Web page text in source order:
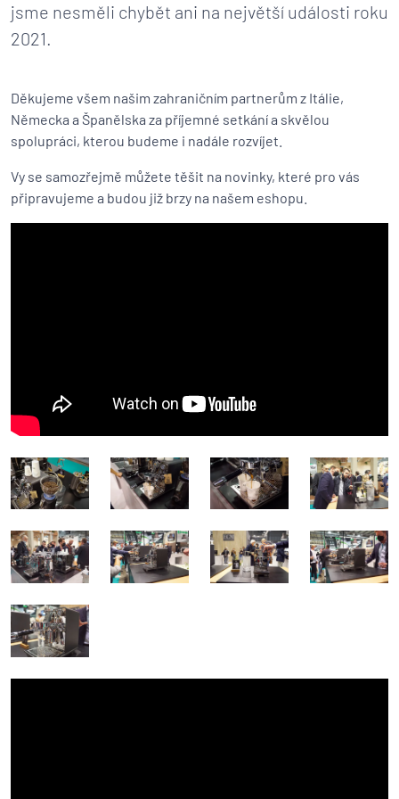
jsme nesměli chybět ani na největší události roku
2021.
Děkujeme všem našim zahraničním partnerům z Itálie,
Německa a Španělska za příjemné setkání a skvělou
spolupráci, kterou budeme i nadále rozvíjet.
Vy se samozřejmě můžete těšit na novinky, které pro vás
připravujeme a budou již brzy na našem eshopu.